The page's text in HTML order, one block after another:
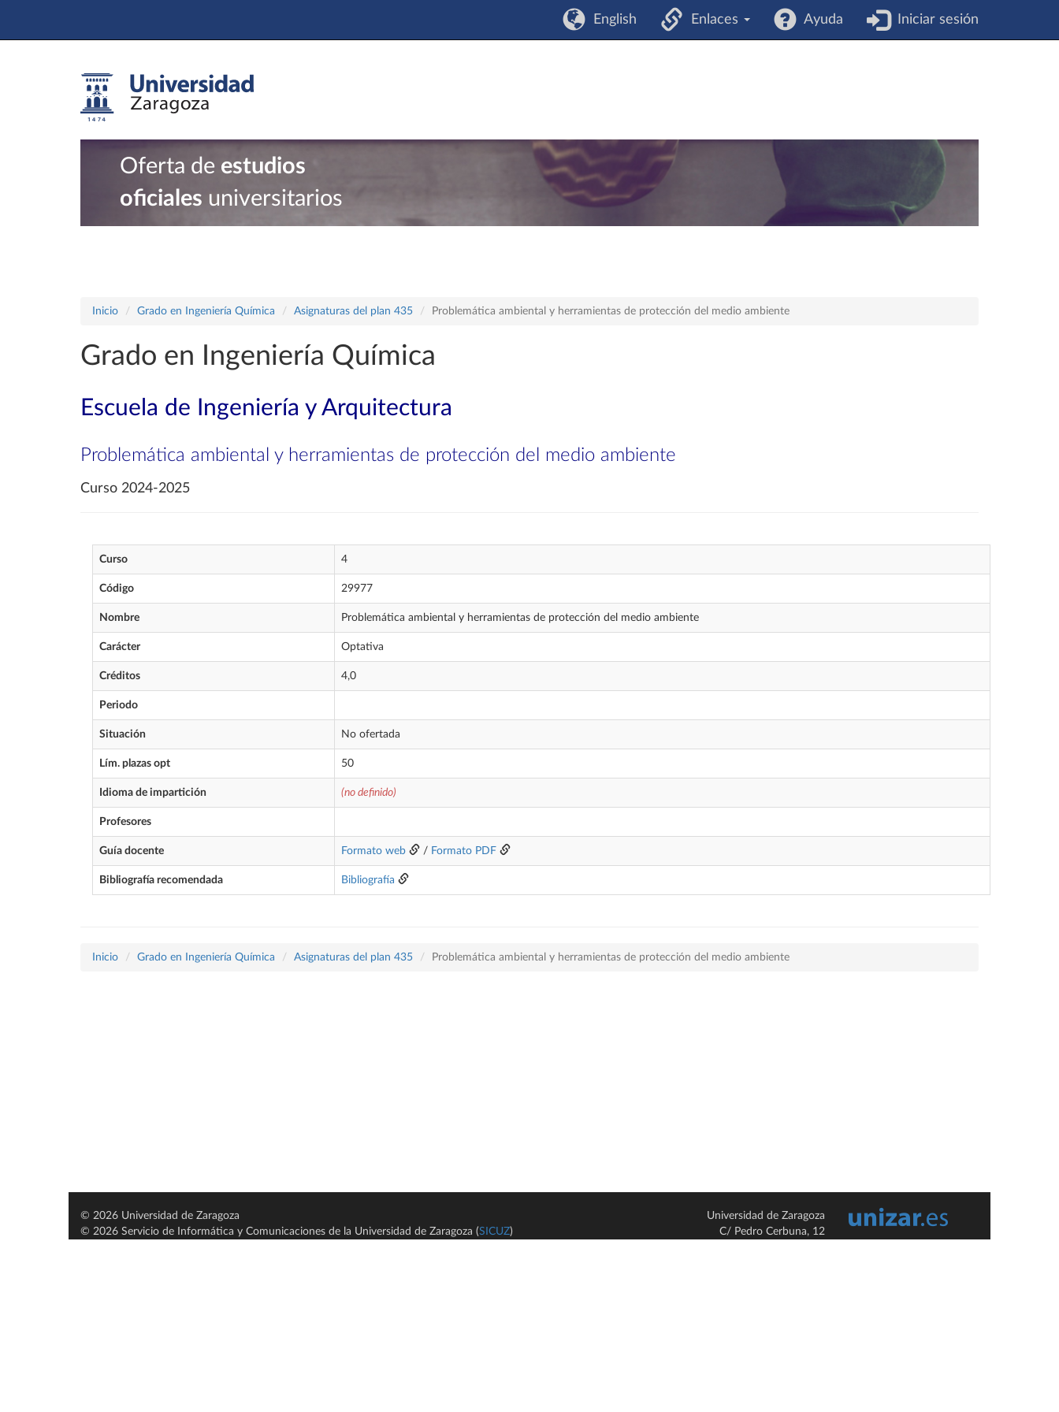
English Enlaces Ayuda Iniciar sesión
Oferta de estudios
oficiales universitarios
Inicio Grado en Ingeniería Química Asignaturas del plan 435 Problemática ambiental y herramientas de protección del medio ambiente
Grado en Ingeniería Química
Escuela de Ingeniería y Arquitectura
Problemática ambiental y herramientas de protección del medio ambiente
Curso 2024-2025
Curso 4
Código 29977
Nombre Problemática ambiental y herramientas de protección del medio ambiente
Carácter Optativa
Créditos 4,0
Periodo
Situación No ofertada
Lím. plazas opt 50
Idioma de impartición (no definido)
Profesores
Guía docente Formato web / Formato PDF
Bibliografía recomendada Bibliografía
Inicio Grado en Ingeniería Química Asignaturas del plan 435 Problemática ambiental y herramientas de protección del medio ambiente
© 2026 Universidad de Zaragoza
© 2026 Servicio de Informática y Comunicaciones de la Universidad de Zaragoza (SICUZ)
Universidad de Zaragoza
C/ Pedro Cerbuna, 12